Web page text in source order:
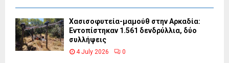
Χασισοφυτεία-μαμούθ στην Αρκαδία:
Εντοπίστηκαν 1.561 δενδρύλλια, δύο
συλλήψεις
4 July 2026 0